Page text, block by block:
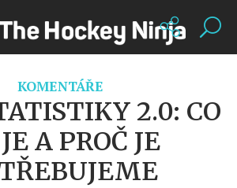
KOMENTÁŘE
2.0: CO
A PROČ JE